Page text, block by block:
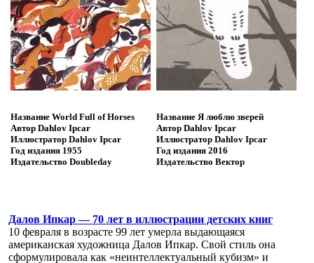
Название World Full of Horses
Автор Dahlov Ipcar
Иллюстратор Dahlov Ipcar
Год издания 1955
Издательство Doubleday
Название Я люблю зверей
Автор Dahlov Ipcar
Иллюстратор Dahlov Ipcar
Год издания 2016
Издательство Вектор
Далов Ипкар — 70 лет в иллюстрации детских книг
10 февраля в возрасте 99 лет умерла выдающаяся
американская художница Далов Ипкар. Свой стиль она
сформулировала как «неинтеллектуальный кубизм» и